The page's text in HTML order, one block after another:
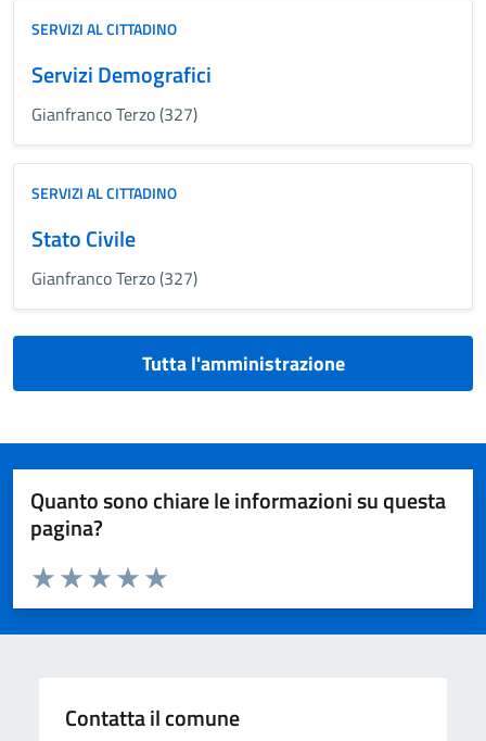
SERVIZI AL CITTADINO
Servizi Demografici
Gianfranco Terzo (327)
SERVIZI AL CITTADINO
Stato Civile
Gianfranco Terzo (327)
Tutta l'amministrazione
Quanto sono chiare le informazioni su questa
pagina?
Valuta da 1 a 5 stelle la pagina
Valuta 5 stelle su 5
Valuta 4 stelle su 5
Valuta 3 stelle su 5
Valuta 2 stelle su 5
Valuta 1 stelle su 5
Contatta il comune